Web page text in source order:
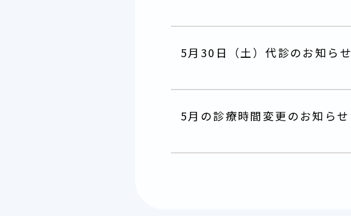
5月30日（土）代診のお知らせ
5月の診療時間変更のお知らせ